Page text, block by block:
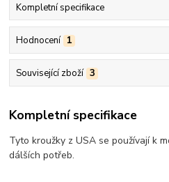
Kompletní specifikace
Hodnocení 1
Související zboží 3
Kompletní specifikace
Tyto kroužky z USA se používají k
dálších potřeb.